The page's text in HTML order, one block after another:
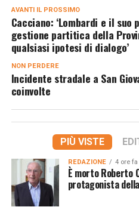
AVANTI IL ​​PROSSIMO
Cacciano: ‘Lombardi e il
gestione partitica della
qualsiasi ipotesi di dialogo’
NON PERDERE
Incidente stradale a San
coinvolte
PIÙ VISTE
REDAZIONE 4 ore fa
È morto Roberto
protagonista